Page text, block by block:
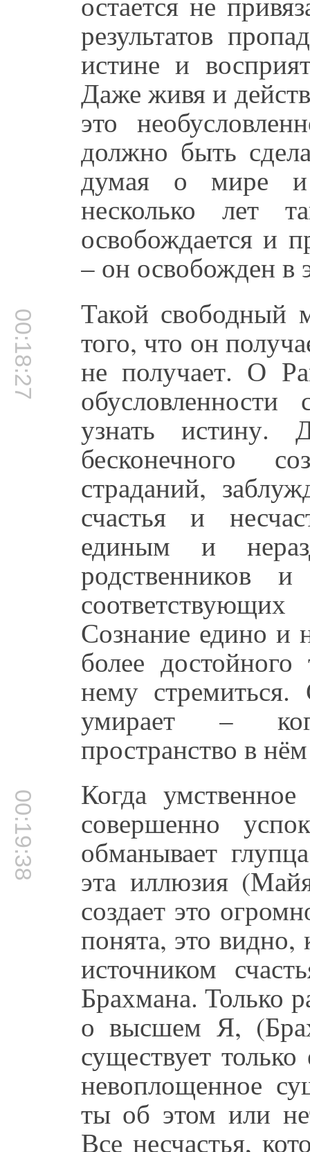
результатов
истине и
Даже живя и
это
должно быть
думая о мире и
несколько лет
освобождается и
– он освобожден в
00:18:27 Такой свободный
того, что он
не получает. О
узнать истину.
бесконечного
страданий,
счастья и
единым и
родственников
Сознание едино и
более
нему
умирает –
пространство в
00:19:38 Когда
совершенно
обманывает
эта иллюзия
создает это
понята, это видно,
источником
Брахмана. Только
о высшем Я,
существует
невоплощенное
ты об этом или
Все несчастья,